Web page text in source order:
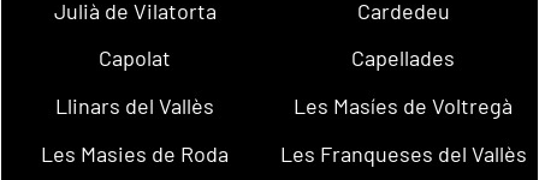
Julià de Vilatorta
Cardedeu
Capolat
Capellades
Llinars del Vallès
Les Masíes de Voltregà
Les Masies de Roda
Les Franqueses del Vallès